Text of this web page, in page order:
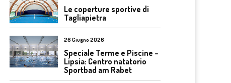
Le coperture sportive di
Tagliapietra
26 Giugno 2026
Speciale Terme e Piscine –
Lipsia: Centro natatorio
Sportbad am Rabet